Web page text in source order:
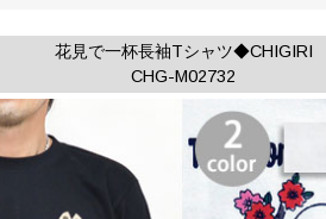
花見で一杯長袖Tシャツ◆CHIGIRI
CHG-M02732